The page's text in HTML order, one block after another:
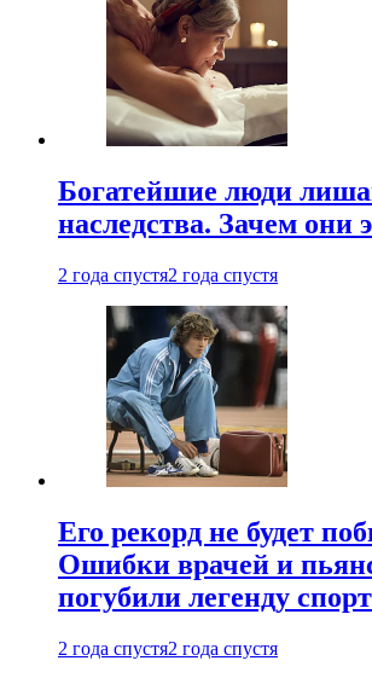
Богатейшие люди
наследства. Зачем они
2 года спустя2 года спустя
Его рекорд не будет
Ошибки врачей и
погубили легенду
2 года спустя2 года спустя